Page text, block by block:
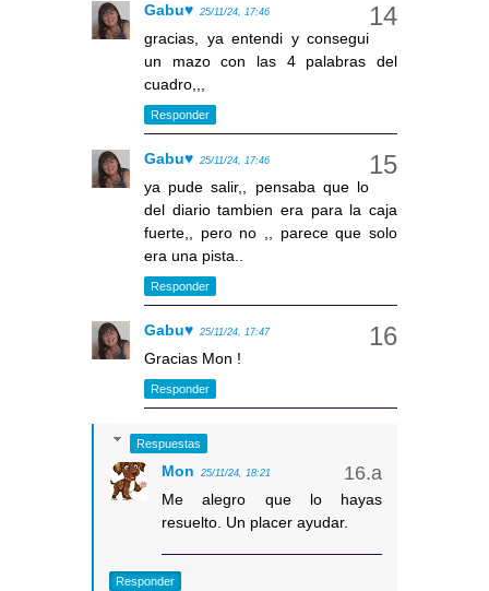
Gabu♥ 25/11/24, 17:46
gracias, ya entendi y consegui
un mazo con las 4 palabras del
cuadro,,,
Responder
Gabu♥ 25/11/24, 17:46
ya pude salir,, pensaba que lo
del diario tambien era para la caja
fuerte,, pero no ,, parece que solo
era una pista..
Responder
Gabu♥ 25/11/24, 17:47
Gracias Mon !
Responder
Respuestas
Mon 25/11/24, 18:21
Me alegro que lo hayas
resuelto. Un placer ayudar.
Responder